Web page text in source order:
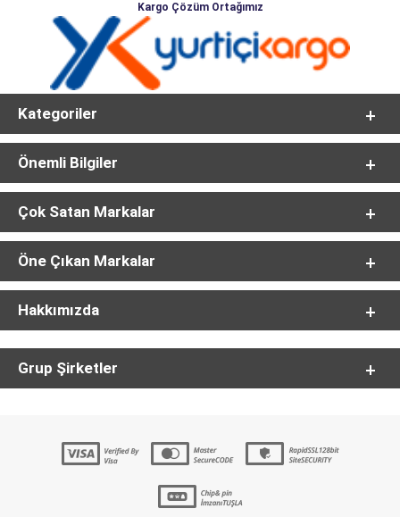
Kargo Çözüm Ortağımız
Kategoriler
Önemli Bilgiler
Çok Satan Markalar
Öne Çıkan Markalar
Hakkımızda
Grup Şirketler